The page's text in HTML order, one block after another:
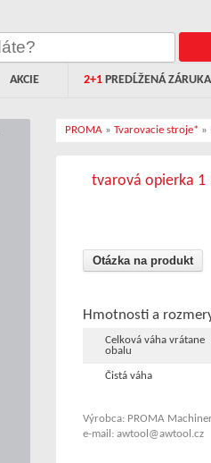
AKCIE 2+1PREDĹŽENÁ ZÁRUKA
PROMA »Tvarovacie stroje* »
tvarová opierka 1
Otázka na produkt
Hmotnosti a
Celková váha vrátane
obalu
Čistá váha
Výrobca: PROMA
e-mail: awtool@awtool.cz